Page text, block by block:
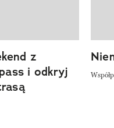
z
i odkryj